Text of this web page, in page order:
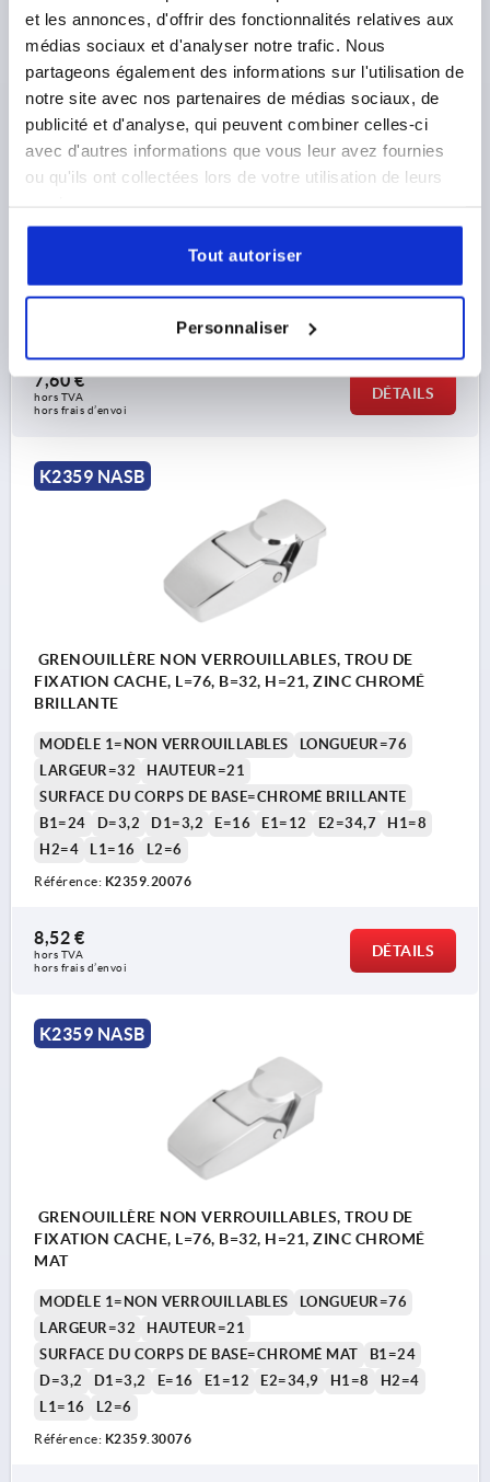
et les annonces, d'offrir des fonctionnalités relatives aux
médias sociaux et d'analyser notre trafic. Nous
partageons également des informations sur l'utilisation de
notre site avec nos partenaires de médias sociaux, de
publicité et d'analyse, qui peuvent combiner celles-ci
avec d'autres informations que vous leur avez fournies
ou qu'ils ont collectées lors de votre utilisation de leurs
Tout autoriser
Personnaliser
GRENOUILLÈRE NON VERROUILLABLES, TROU DE
FIXATION CACHE, L=76, B=32, H=21, ZINC NOIR
THERMOLAQUÉ
COLORIS DU CORPS DE BASE=NOIR
MODÈLE 1=NON VERROUILLABLES
LONGUEUR=76
E=16 E1=12 E2=34,5
L1=16
L2=6
K2359.10076
7,60 €
hors TVA
hors frais d’envoi
DÉTAILS
K2359 NASB
GRENOUILLÈRE NON VERROUILLABLES, TROU DE
FIXATION CACHE, L=76, B=32, H=21, ZINC CHROMÉ
BRILLANTE
MODÈLE 1=NON VERROUILLABLES
LONGUEUR=76
LARGEUR=32
HAUTEUR=21
SURFACE DU CORPS DE BASE=CHROMÉ BRILLANTE
B1=24
D=3,2 D1=3,2 E=16 E1=12 E2=34,7
H1=8
H2=4
L1=16 L2=6
Référence: K2359.20076
8,52 €
hors TVA
hors frais d’envoi
DÉTAILS
K2359 NASB
GRENOUILLÈRE NON VERROUILLABLES, TROU DE
FIXATION CACHE, L=76, B=32, H=21, ZINC CHROMÉ
MAT
MODÈLE 1=NON VERROUILLABLES
LONGUEUR=76
LARGEUR=32
HAUTEUR=21
SURFACE DU CORPS DE BASE=CHROMÉ MAT
B1=24
D=3,2
D1=3,2 E=16 E1=12 E2=34,9 H1=8
H2=4
L1=16
L2=6
Référence: K2359.30076